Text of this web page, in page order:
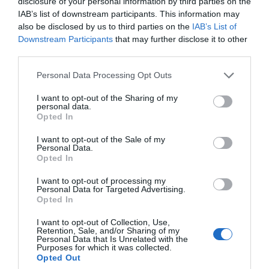
IAB’s list of downstream participants. This information may
also be disclosed by us to third parties on the IAB’s List of
Downstream Participants that may further disclose it to other
Personal Data Processing Opt Outs
I want to opt-out of the Sharing of my
personal data.
Opted In
I want to opt-out of the Sale of my
Personal Data.
Opted In
I want to opt-out of processing my
Personal Data for Targeted Advertising.
Opted In
I want to opt-out of Collection, Use,
Retention, Sale, and/or Sharing of my
Personal Data that Is Unrelated with the
Purposes for which it was collected.
Opted Out
Índex2P
Sportfive
tipología de activos, marcas, categorías de producto y
valor económico aproximado de cada acuerdo. Si
quieres más información, contacta con nosotros a
través deintelligence@2playbook.com.
Añadir 2Playbook
como fuente preferida de Google
ACTIVAR AHORA
Compartir